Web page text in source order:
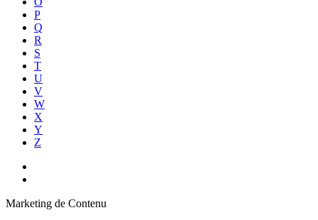
P
Q
R
S
T
U
V
W
X
Y
Z
Marketing de Contenu